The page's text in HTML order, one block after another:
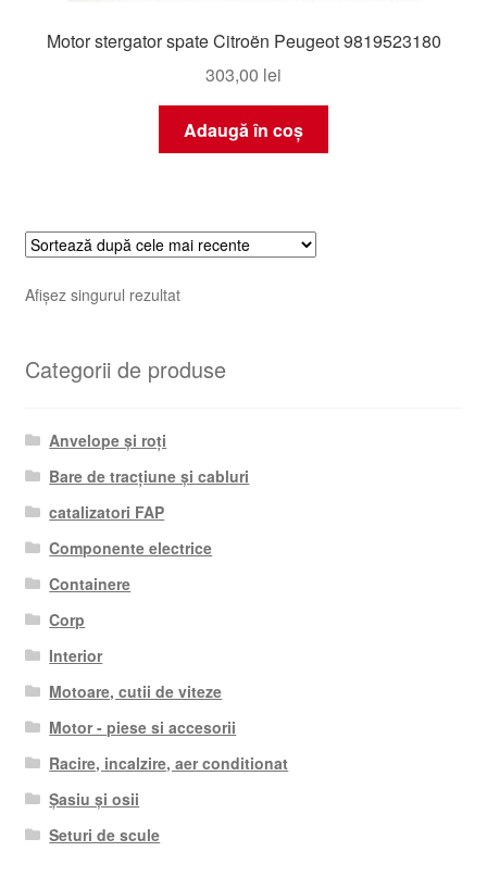
Termeni si conditii
Motor stergator spate Citroën Peugeot 9819523180
303,00 lei
Adaugă în coș
Afișez singurul rezultat
Categorii de produse
Anvelope și roți
Bare de tracțiune și cabluri
catalizatori FAP
Componente electrice
Containere
Corp
Interior
Motoare, cutii de viteze
Motor - piese si accesorii
Racire, incalzire, aer conditionat
Șasiu și osii
Seturi de scule